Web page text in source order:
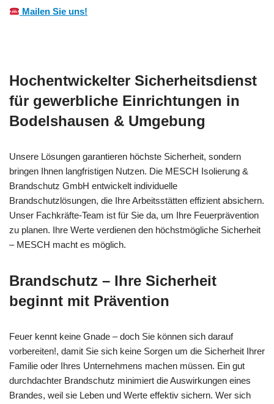
Mailen Sie uns!
Hochentwickelter Sicherheitsdienst
für gewerbliche Einrichtungen in
Bodelshausen & Umgebung
Unsere Lösungen garantieren höchste Sicherheit, sondern
bringen Ihnen langfristigen Nutzen. Die MESCH Isolierung &
Brandschutz GmbH entwickelt individuelle
Brandschutzlösungen, die Ihre Arbeitsstätten effizient absichern.
Unser Fachkräfte-Team ist für Sie da, um Ihre Feuerprävention
zu planen. Ihre Werte verdienen den höchstmögliche Sicherheit
– MESCH macht es möglich.
Brandschutz – Ihre Sicherheit
beginnt mit Prävention
Feuer kennt keine Gnade – doch Sie können sich darauf
vorbereiten!, damit Sie sich keine Sorgen um die Sicherheit Ihrer
Familie oder Ihres Unternehmens machen müssen. Ein gut
durchdachter Brandschutz minimiert die Auswirkungen eines
Brandes, weil sie Leben und Werte effektiv sichern. Wer sich